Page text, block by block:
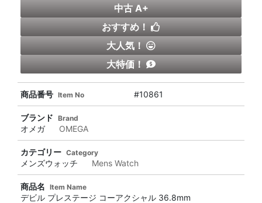
中古 A+
おすすめ！
大人気！
大特価！
商品番号 Item No #10861
ブランド Brand
オメガ OMEGA
カテゴリー Category
メンズウォッチ Mens Watch
商品名 Item Name
デビル プレステージ コーアクシャル 36.8mm